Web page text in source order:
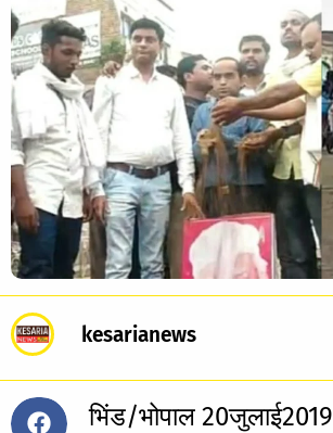
kesarianews
भिंड/भोपाल 20जुलाई2019